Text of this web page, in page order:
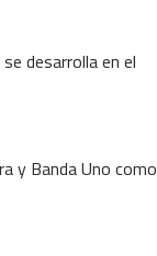
desarrolla en el
y Banda Uno como